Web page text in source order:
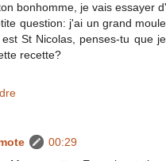
bonhomme, je vais essayer
question: j'ai un grand
est St Nicolas, penses-tu que
recette?
00:29